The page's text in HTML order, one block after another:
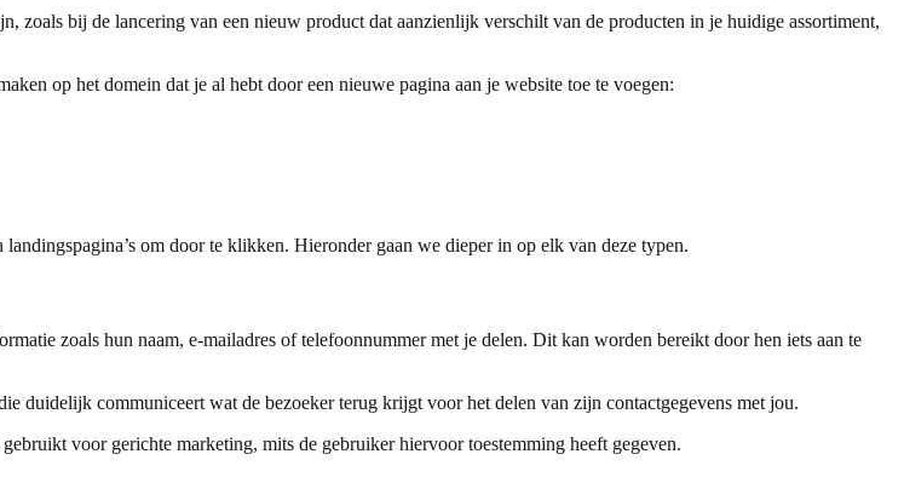
zoals bij de lancering van een nieuw product dat aanzienlijk verschilt van de producten in je huidige assortiment,
op het domein dat je al hebt door een nieuwe pagina aan je website toe te voegen:
om door te klikken. Hieronder gaan we dieper in op elk van deze typen.
zoals hun naam, e-mailadres of telefoonnummer met je delen. Dit kan worden bereikt door hen iets aan te
duidelijk communiceert wat de bezoeker terug krijgt voor het delen van zijn contactgegevens met jou.
voor gerichte marketing, mits de gebruiker hiervoor toestemming heeft gegeven.